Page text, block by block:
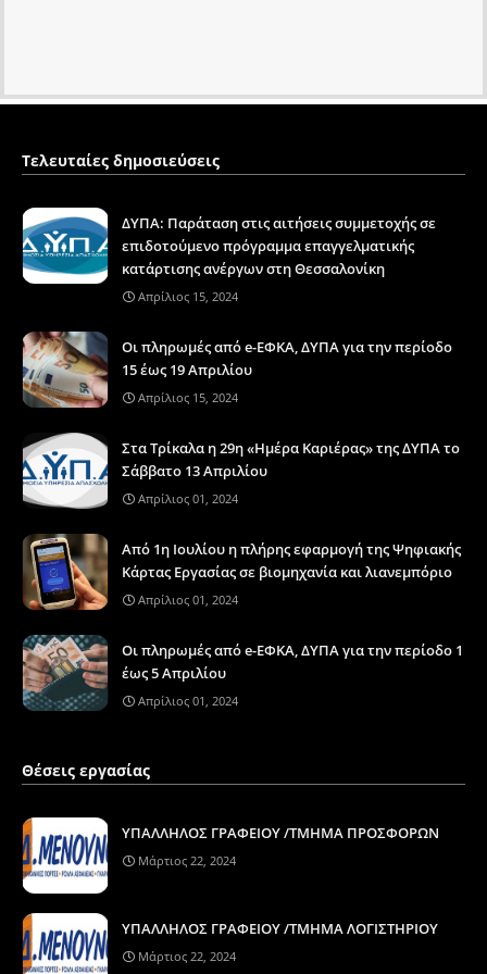
Τελευταίες δημοσιεύσεις
ΔΥΠΑ: Παράταση στις αιτήσεις συμμετοχής σε
επιδοτούμενο πρόγραμμα επαγγελματικής
κατάρτισης ανέργων στη Θεσσαλονίκη
Απρίλιος 15, 2024
Οι πληρωμές από e-ΕΦΚΑ, ΔΥΠΑ για την περίοδο
15 έως 19 Απριλίου
Απρίλιος 15, 2024
Στα Τρίκαλα η 29η «Ημέρα Καριέρας» της ΔΥΠΑ το
Σάββατο 13 Απριλίου
Απρίλιος 01, 2024
Από 1η Ιουλίου η πλήρης εφαρμογή της Ψηφιακής
Κάρτας Εργασίας σε βιομηχανία και λιανεμπόριο
Απρίλιος 01, 2024
Οι πληρωμές από e-ΕΦΚΑ, ΔΥΠΑ για την περίοδο 1
έως 5 Απριλίου
Απρίλιος 01, 2024
Θέσεις εργασίας
ΥΠΑΛΛΗΛΟΣ ΓΡΑΦΕΙΟΥ /ΤΜΗΜΑ ΠΡΟΣΦΟΡΩΝ
Μάρτιος 22, 2024
ΥΠΑΛΛΗΛΟΣ ΓΡΑΦΕΙΟΥ /ΤΜΗΜΑ ΛΟΓΙΣΤΗΡΙΟΥ
Μάρτιος 22, 2024